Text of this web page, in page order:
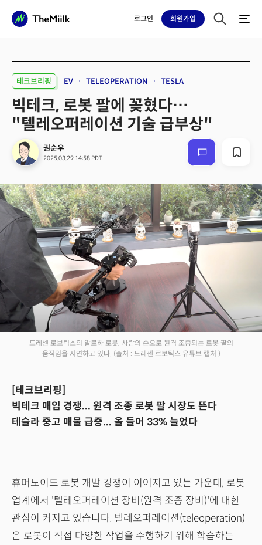
로그인 회원가입
테크브리핑 EV TELEOPERATION TESLA
빅테크, 로봇 팔에 꽂혔다…
"텔레오퍼레이션 기술 급부상"
권순우
2025.03.29 14:58 PDT
드레센 로보틱스의 알로하 로봇. 사람의 손으로 원격 조종되는 로봇 팔의
움직임을 시연하고 있다. (출처 : 드레센 로보틱스 유튜브 캡처 )
[테크브리핑]
빅테크 매입 경쟁... 원격 조종 로봇 팔 시장도 뜬다
테슬라 중고 매물 급증... 올 들어 33% 늘었다
휴머노이드 로봇 개발 경쟁이 이어지고 있는 가운데, 로봇
업계에서 '텔레오퍼레이션 장비(원격 조종 장비)'에 대한
관심이 커지고 있습니다. 텔레오퍼레이션(teleoperation)
은 로봇이 직접 다양한 작업을 수행하기 위해 학습하는